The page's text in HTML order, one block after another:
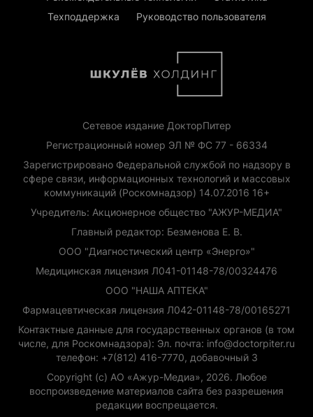
Техподдержка
Руководство пользователя
Сетевое издание ДокторПитер
Регистрационный номер ЭЛ № ФС 77 - 66334
Зарегистрировано Федеральной службой по надзору в
сфере связи, информационных технологий и массовых
коммуникаций (Роскомнадзор) 14.07.2016 16+
Учредитель: Акционерное общество "АЖУР-МЕДИА"
Главный редактор: Безменова Е. В.
ООО "Диагностический центр «Энерго»"
Медицинская лицензия Л041-01148-78/00324476
ООО "НАША АПТЕКА"
Фармацевтическая лицензия Л042-01148-78/00165271
Контактные данные для государственных органов (в том
числе, для Роскомнадзора): Эл. почта: info@doctorpiter.ru
телефон: +7(812) 416-7770, добавочный 3
Copyright (с) АО «Ажур-Медиа», 2026. Любое
воспроизведение материалов сайта без разрешения
редакции воспрещается.